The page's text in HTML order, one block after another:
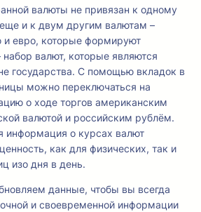
валюты не привязан к одному
и к двум другим валютам –
и евро, которые формируют
валют, которые являются
государства. С помощью вкладок в
можно переключаться на
о ходе торгов американским
валютой и российским рублём.
информация о курсах валют
как для физических, так и
изо дня в день.
данные, чтобы вы всегда
и своевременной информации